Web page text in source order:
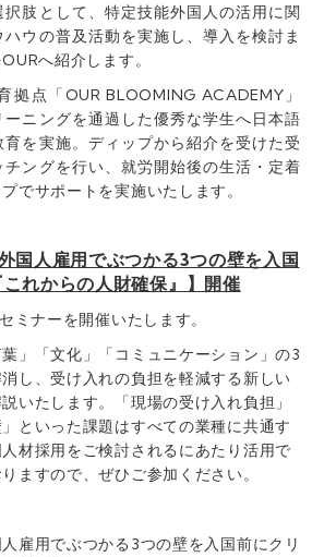
肢として、特定技能外国人の活用に関
ウの普及活動を実施し、導入を検討ま
へ紹介します。
拠点「OUR BLOOMING ACADEMY」
ニングを通過した優秀な学生へ日本語
育を実施。ディップから紹介を受けた受
チングを行い、就労開始後の生活・定着
でサポートを実施いたします。
国人雇用でぶつかる3つの壁を入国
れからの人財確保』】開催
ミナーを開催いたします。
」「文化」「コミュニケーション」の3
し、受け入れの負担を軽減する新しい
いたします。「現場の受け入れ負担」
といった課題はすべての業種に共通す
材採用をご検討されるにあたり活用で
ますので、ぜひご参加ください。
雇用でぶつかる3つの壁を入国前にクリ